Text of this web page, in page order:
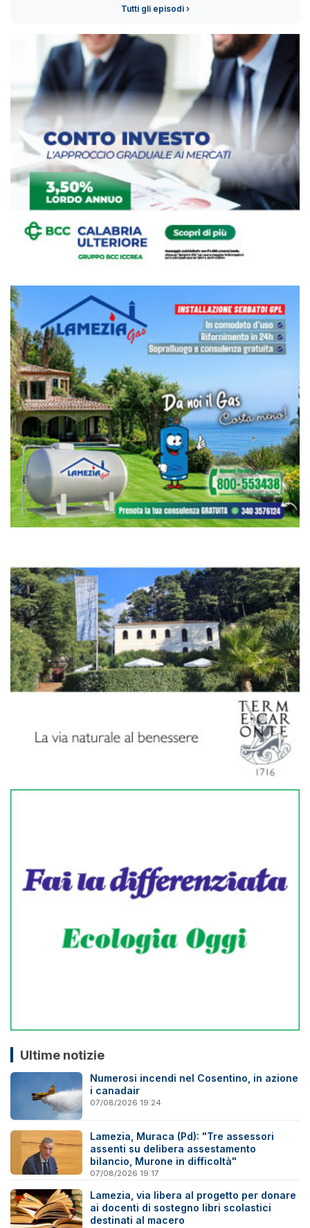
Tutti gli episodi ›
Ultime notizie
Numerosi incendi nel Cosentino, in azione
i canadair
07/08/2026 19:24
Lamezia, Muraca (Pd): "Tre assessori
assenti su delibera assestamento
bilancio, Murone in difficoltà"
07/08/2026 19:17
Lamezia, via libera al progetto per donare
ai docenti di sostegno libri scolastici
destinati al macero